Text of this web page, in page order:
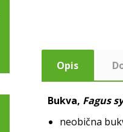
Opis
Bukva, Fagus
neobična